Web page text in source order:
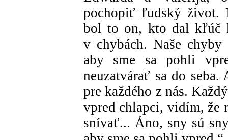
pochopiť ľudský život.
bol to on, kto dal kľúč
v chybách. Naše
aby sme sa pohli
neuzatvárať sa do
pre každého z nás.
vpred chlapci, vidím, že
snívať... Áno, sny sú